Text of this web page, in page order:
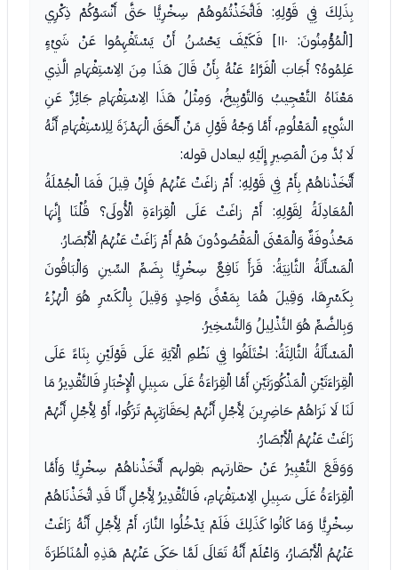
بِذَلِكَ فِي قَوْلِهِ: فَاتَّخَذْتُمُوهُمْ سِخْرِيًّا حَتَّى أَنْسَوْكُمْ ذِكْرِي
[الْمُؤْمِنُونَ: ١١٠] فَكَيْفَ يَحْسُنُ أَنْ يَسْتَفْهِمُوا عَنْ شَيْءٍ
عَلِمُوهُ؟ أَجَابَ الْفَرَّاءُ عَنْهُ بِأَنْ قَالَ هَذَا مِنَ الِاسْتِفْهَامِ الَّذِي
مَعْنَاهُ التَّعْجِيبُ وَالتَّوْبِيخُ، وَمِثْلُ هَذَا الِاسْتِفْهَامِ جَائِزٌ عَنِ
الشَّيْءِ الْمَعْلُومِ، أَمَّا وَجْهُ قَوْلِ مَنْ أَلْحَقَ الْهَمْزَةَ لِلِاسْتِفْهَامِ أَنَّهُ
لَا بُدَّ مِنَ الْمَصِيرِ إِلَيْهِ ليعادل قوله:
أَتَّخَذْناهُمْ بِأَمْ فِي قَوْلِهِ: أَمْ زاغَتْ عَنْهُمُ فَإِنْ قِيلَ فَمَا الْجُمْلَةُ
الْمُعَادِلَةُ لِقَوْلِهِ: أَمْ زاغَتْ عَلَى الْقِرَاءَةِ الْأُولَى؟ قُلْنَا إِنَّهَا
مَحْذُوفَةٌ وَالْمَعْنَى الْمَقْصُودُونَ هُمْ أَمْ زَاغَتْ عَنْهُمُ الْأَبْصَارُ.
الْمَسْأَلَةُ الثَّانِيَةُ: قَرَأَ نَافِعٌ سِخْرِيًّا بِضَمِّ السِّينِ وَالْبَاقُونَ
بِكَسْرِهَا، وَقِيلَ هُمَا بِمَعْنًى وَاحِدٍ وَقِيلَ بِالْكَسْرِ هُوَ الْهُزْءُ
وَبِالضَّمِّ هُوَ التَّذْلِيلُ وَالتَّسْخِيرُ.
الْمَسْأَلَةُ الثَّالِثَةُ: اخْتَلَفُوا فِي نَظْمِ الْآيَةِ عَلَى قَوْلَيْنِ بِنَاءً عَلَى
الْقِرَاءَتَيْنِ الْمَذْكُورَتَيْنِ أَمَّا الْقِرَاءَةُ عَلَى سَبِيلِ الْإِخْبَارِ فَالتَّقْدِيرُ مَا
لَنَا لَا نَرَاهُمْ حَاضِرِينَ لِأَجْلِ أَنَّهُمْ لِحَقَارَتِهِمْ تَرَكُوا، أَوْ لِأَجْلِ أَنَّهُمْ
زَاغَتْ عَنْهُمُ الْأَبْصَارُ.
وَوَقَعَ التَّعْبِيرُ عَنْ حقارتهم بقولهم أَتَّخَذْناهُمْ سِخْرِيًّا وَأَمَّا
الْقِرَاءَةُ عَلَى سَبِيلِ الِاسْتِفْهَامِ، فَالتَّقْدِيرُ لِأَجْلِ أَنَّا قَدِ اتَّخَذْنَاهُمْ
سِخْرِيًّا وَمَا كَانُوا كَذَلِكَ فَلَمْ يَدْخُلُوا النَّارَ، أَمْ لِأَجْلِ أَنَّهُ زَاغَتْ
عَنْهُمُ الْأَبْصَارُ، وَاعْلَمْ أَنَّهُ تَعَالَى لَمَّا حَكَى عَنْهُمْ هَذِهِ الْمُنَاظَرَةَ